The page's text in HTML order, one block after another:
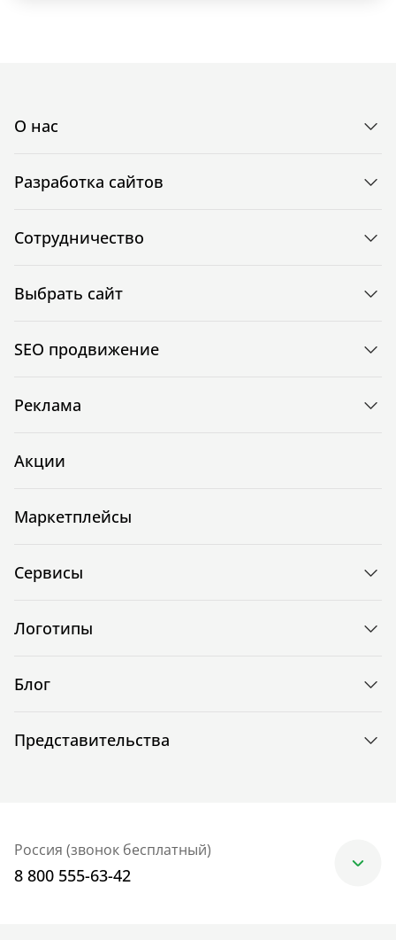
О нас
Разработка сайтов
Сотрудничество
Выбрать сайт
SEO продвижение
Реклама
Акции
Маркетплейсы
Сервисы
Логотипы
Блог
Представительства
Россия (звонок бесплатный)
8 800 555-63-42